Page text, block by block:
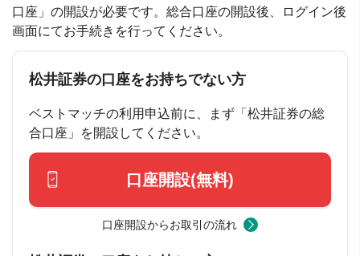
口座」の開設が必要です。総合口座の開設後、ログイン後
画面にてお手続きを行ってください。
松井証券の口座をお持ちでない方
ベストマッチの利用申込前に、まず「松井証券の総
合口座」を開設してください。
口座開設(無料)
口座開設からお取引の流れ